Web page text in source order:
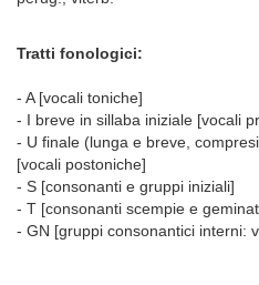
Tratti fonologici:
- A [vocali toniche]
- I breve in sillaba iniziale [vocali
- U finale (lunga e breve,
[vocali postoniche]
- S [consonanti e gruppi iniziali]
- T [consonanti scempie e
- GN [gruppi consonantici interni: